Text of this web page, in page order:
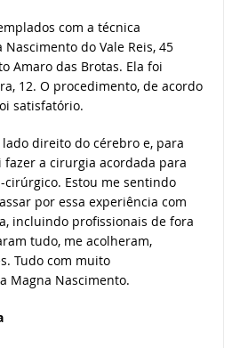
com a técnica
do Vale Reis, 45
Amaro das Brotas. Ela foi
12. O procedimento, de acordo
satisfatório.
direito do cérebro e, para
fazer a cirurgia acordada para
Estou me sentindo
por essa experiência com
incluindo profissionais de fora
tudo, me acolheram,
Tudo com muito
Magna Nascimento.